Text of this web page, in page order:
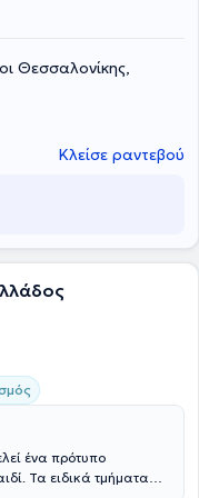
Θεσσαλονίκης,
Κλείσε ραντεβού
ένα πρότυπο
Τα ειδικά τμήματα